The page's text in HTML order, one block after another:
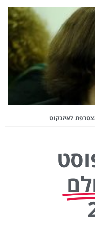
לאיזנקוט